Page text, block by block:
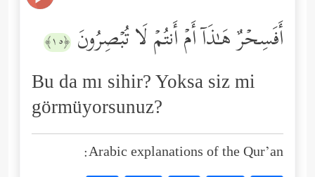
أَفَسِحۡرٌ هَـٰذَاۤ أَمۡ أَنتُمۡ لَا تُبۡصِرُونَ ﴿١٥﴾
Bu da mı sihir? Yoksa siz mi
görmüyorsunuz?
Arabic explanations of the Qur’an: